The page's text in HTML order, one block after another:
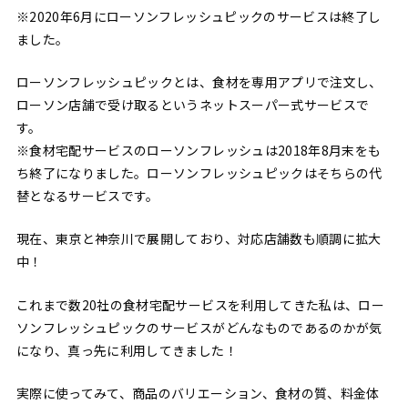
※2020年6月にローソンフレッシュピックのサービスは終了し
ました。
ローソンフレッシュピックとは、食材を専用アプリで注文し、
ローソン店舗で受け取るというネットスーパー式サービスで
す。
※食材宅配サービスのローソンフレッシュは2018年8月末をも
ち終了になりました。ローソンフレッシュピックはそちらの代
替となるサービスです。
現在、東京と神奈川で展開しており、対応店舗数も順調に拡大
中！
これまで数20社の食材宅配サービスを利用してきた私は、ロー
ソンフレッシュピックのサービスがどんなものであるのかが気
になり、真っ先に利用してきました！
実際に使ってみて、商品のバリエーション、食材の質、料金体